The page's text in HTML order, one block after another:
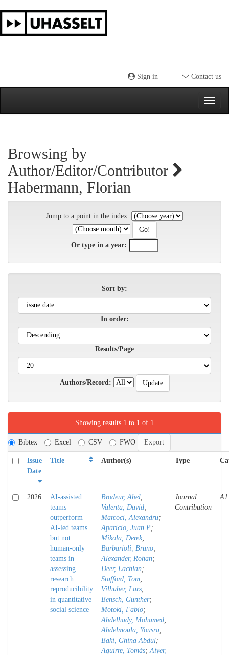
navigation
Sign in Contact us
Browsing by
Author/Editor/Contributor
Habermann, Florian
Jump to a point in the index:
Or type in a year:
Sort by:
In order:
Results/Page
Authors/Record:
Showing results 1 to 1 of 1
Bibtex Excel CSV FWO
Issue
Date
Title Author(s) Type
2026
AI-assisted
teams
outperform
AI-led teams
but not
human-only
teams in
assessing
research
reproducibility
in quantitative
social science
Brodeur, Abel;
Valenta, David;
Marcoci, Alexandru;
Aparicio, Juan P;
Mikola, Derek;
Barbarioli, Bruno;
Alexander, Rohan;
Deer, Lachlan;
Stafford, Tom;
Vilhuber, Lars;
Bensch, Gunther;
Motoki, Fabio;
Abdelhady, Mohamed;
Abdelmoula, Yousra;
Baki, Ghina Abdul;
Aguirre, Tomás;Aiyer,
Journal
Contribution
A1